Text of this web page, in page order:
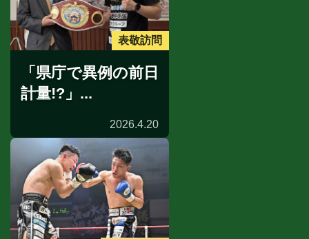
表敬訪問
「県庁で異例の前日
計量!?」...
2026.4.20